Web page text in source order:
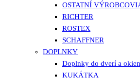
OSTATNÍ
RICHTER
ROSTEX
SCHAFFNER
DOPLNKY
Doplnky do dverí a okien
KUKÁTKA